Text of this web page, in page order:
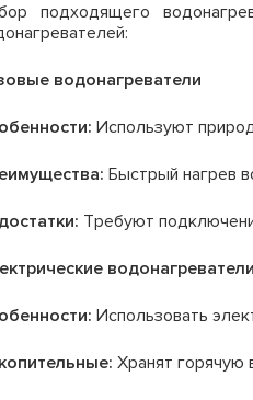
подходящего
водонагреватели
Используют
Быстрый нагрев
Требуют
водонагреватели
Использовать
Хранят горячую